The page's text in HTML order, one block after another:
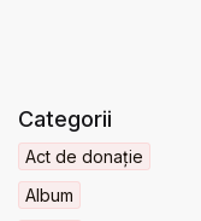
Categorii
Act de donație
Album